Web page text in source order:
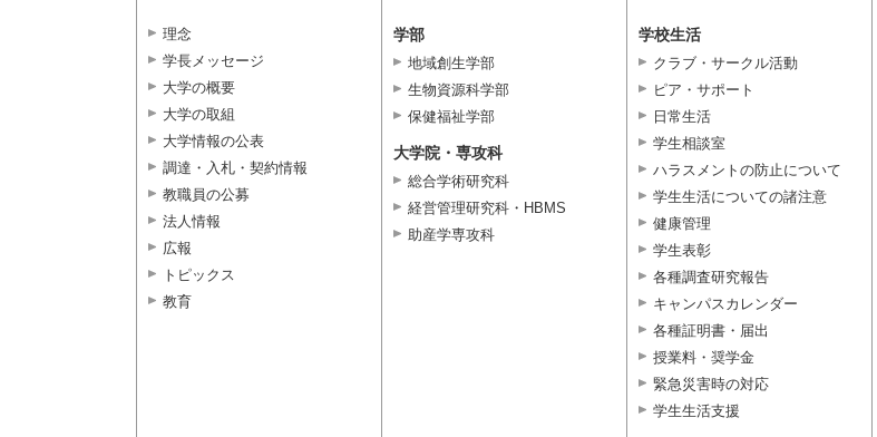
理念
学長メッセージ
大学の概要
大学の取組
大学情報の公表
調達・入札・契約情報
教職員の公募
法人情報
広報
トピックス
教育
学部
地域創生学部
生物資源科学部
保健福祉学部
大学院・専攻科
総合学術研究科
経営管理研究科・HBMS
助産学専攻科
学校生活
クラブ・サークル活動
ピア・サポート
日常生活
学生相談室
ハラスメントの防止について
学生生活についての諸注意
健康管理
学生表彰
各種調査研究報告
キャンパスカレンダー
各種証明書・届出
授業料・奨学金
緊急災害時の対応
学生生活支援